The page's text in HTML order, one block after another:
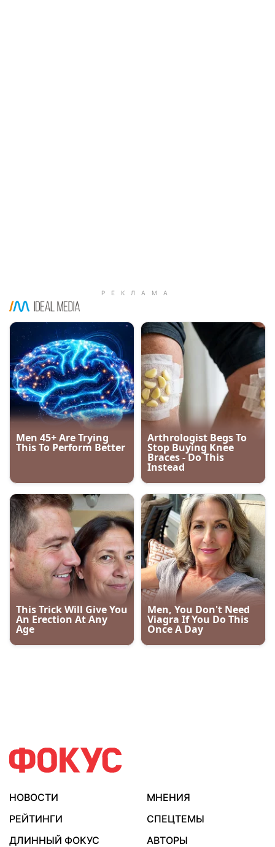
НОВОСТИ
МНЕНИЯ
РЕЙТИНГИ
СПЕЦТЕМЫ
ДЛИННЫЙ ФОКУС
АВТОРЫ